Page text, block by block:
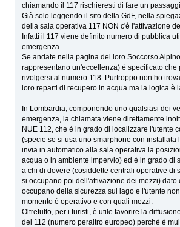
chiamando il 117 rischieresti di fare un
Già solo leggendo il sito della GdF, nella
della sala operativa 117 NON c'è l'attivazione
Infatti il 117 viene definito numero di pubblica
emergenza.
Se andate nella pagina del loro Soccorso
rappresentano un'eccellenza) è specificato che
rivolgersi al numero 118. Purtroppo non ho
loro reparti di recupero in acqua ma la logica è
In Lombardia, componendo uno qualsiasi dei
emergenza, la chiamata viene direttamente
NUE 112, che è in grado di localizzare l'utente
(specie se si usa uno smarphone con installata
invia in automatico alla sala operativa la
acqua o in ambiente impervio) ed è in grado di
a chi di dovere (cosiddette centrali operative di
si occupano poi dell'attivazione dei mezzi) dato
occupano della sicurezza sul lago e l'utente
momento è operativo e con quali mezzi.
Oltretutto, per i turisti, è utile favorire la
del 112 (numero peraltro europeo) perchè è